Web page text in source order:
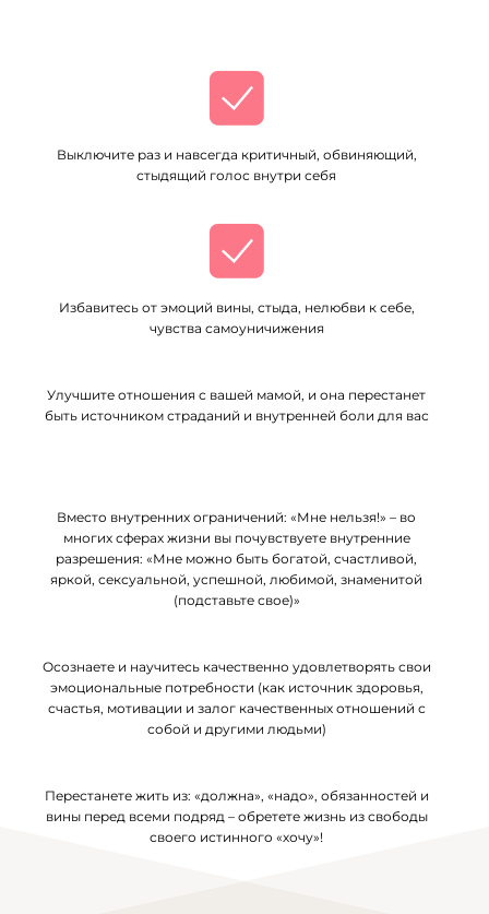
Выключите раз и навсегда критичный, обвиняющий,
стыдящий голос внутри себя
Избавитесь от эмоций вины, стыда, нелюбви к себе,
чувства самоуничижения
Улучшите отношения с вашей мамой, и она перестанет
быть источником страданий и внутренней боли для вас
Вместо внутренних ограничений: «Мне нельзя!» – во
многих сферах жизни вы почувствуете внутренние
разрешения: «Мне можно быть богатой, счастливой,
яркой, сексуальной, успешной, любимой, знаменитой
(подставьте свое)»
Осознаете и научитесь качественно удовлетворять свои
эмоциональные потребности (как источник здоровья,
счастья, мотивации и залог качественных отношений с
собой и другими людьми)
Перестанете жить из: «должна», «надо», обязанностей и
вины перед всеми подряд – обретете жизнь из свободы
своего истинного «хочу»!